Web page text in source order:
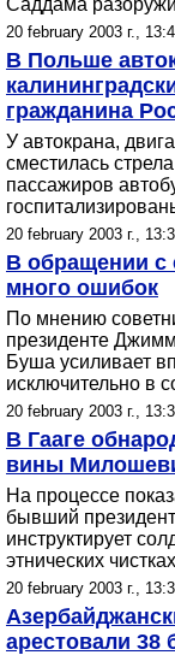
Саддама
20 february 2003 г.,
В Польше
гражданина
У автокрана,
сместилась
пассажиров
20 february 2003 г.,
В обращении с
много ошибок
По мнению
президенте
Буша усиливает
исключительно в
20 february 2003 г.,
В Гааге
вины
На процессе
бывший
инструктирует
этнических
20 february 2003 г.,
арестовали 38